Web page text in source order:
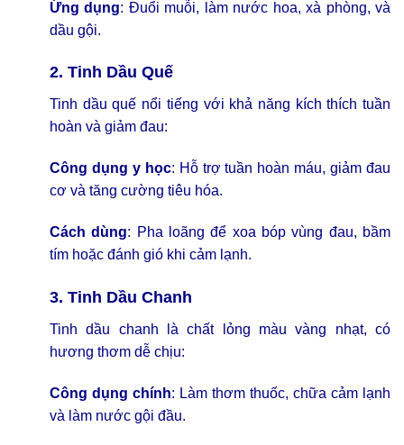
Ứng dụng: Đuổi muỗi, làm nước hoa, xà phòng, và
dầu gội.
2. Tinh Dầu Quế
Tinh dầu quế nổi tiếng với khả năng kích thích tuần
hoàn và giảm đau:
Công dụng y học: Hỗ trợ tuần hoàn máu, giảm đau
cơ và tăng cường tiêu hóa.
Cách dùng: Pha loãng để xoa bóp vùng đau, bầm
tím hoặc đánh gió khi cảm lạnh.
3. Tinh Dầu Chanh
Tinh dầu chanh là chất lỏng màu vàng nhạt, có
hương thơm dễ chịu:
Công dụng chính: Làm thơm thuốc, chữa cảm lạnh
và làm nước gội đầu.